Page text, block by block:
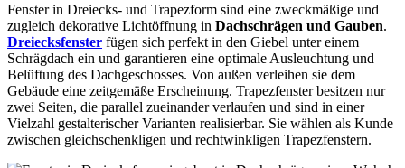
Fenster in Dreiecks- und Trapezform sind eine zweckmäßige und
zugleich dekorative Lichtöffnung in Dachschrägen und Gauben.
Dreiecksfenster fügen sich perfekt in den Giebel unter einem
Schrägdach ein und garantieren eine optimale Ausleuchtung und
Belüftung des Dachgeschosses. Von außen verleihen sie dem
Gebäude eine zeitgemäße Erscheinung. Trapezfenster besitzen nur
zwei Seiten, die parallel zueinander verlaufen und sind in einer
Vielzahl gestalterischer Varianten realisierbar. Sie wählen als Kunde
zwischen gleichschenkligen und rechtwinkligen Trapezfenstern.